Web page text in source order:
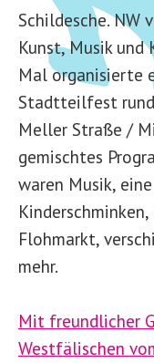
Schildesche. NW
Kunst, Musik und
Mal organisierte
Stadtteilfest
Meller Straße /
gemischtes
waren Musik,
Flohmarkt,
mehr.
Mit freundlicher
Westfälischen